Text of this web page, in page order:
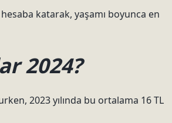
katarak, yaşamı boyunca en
2024?
2023 yılında bu ortalama 16 TL